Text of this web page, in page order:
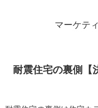
マーケテ
耐震住宅の裏側【